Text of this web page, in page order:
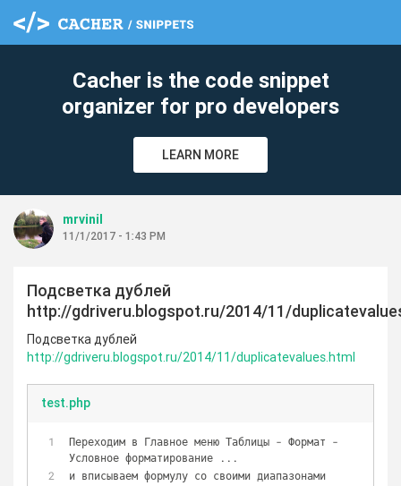
Cacher is the code snippet
organizer for pro developers
LEARN MORE
mrvinil
11/1/2017 - 1:43 PM
Подсветка дублей
http://gdriveru.blogspot.ru/2014/11/
Подсветка дублей
http://gdriveru.blogspot.ru/2014/11/duplicatevalues.html
test.php
Переходим в Главное меню Таблицы - Формат -
Условное форматирование ...
и вписываем формулу со своими диапазонами